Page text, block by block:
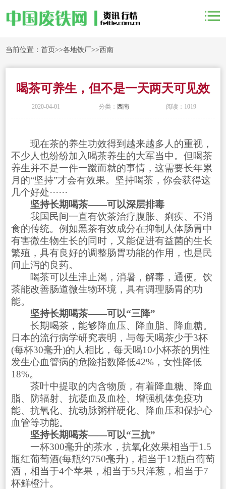
当前位置：首页>>各地铁厂>>西南
喝茶可养生，但不是一天两天可见效
2020-04-01 分类： 西南 阅读：1019
现在茶的养生功效得到越来越多人的重视，
不少人也纷纷加入喝茶养生的大军当中。但喝茶
养生并不是一件一蹴而就的事情，这需要长年累
月的“坚持”才会有效果。坚持喝茶，你会获得这
几个好处······
坚持长期喝茶——可以深层排毒
我国民间一直有饮茶治疗腹胀、痢疾、不消
食的传统。例如黑茶有效成分在抑制人体肠胃中
有害微生物生长的同时，又能促进有益菌的生长
繁殖，具有良好的调整肠胃功能的作用，也是民
间止泻的良药。
喝茶可以生津止渴，消暑，解毒，通便。饮
茶能改善肠道微生物环境，具有调理肠胃的功
能。
坚持长期喝茶——可以“三降”
长期喝茶，能够降血压、降血脂、降血糖。
日本的流行病学研究表明，与每天喝茶少于3杯
(每杯30毫升)的人相比，每天喝10小杯茶的男性
发生心血管病的危险指数降低42%，女性降低
18%。
茶叶中提取的内含物质，有着降血糖、降血
脂、防辐射、抗凝血及血栓、增强机体免疫功
能、抗氧化、抗动脉粥样硬化、降血压和保护心
血管等功能。
坚持长期喝茶——可以“三抗”
一杯300毫升的茶水，抗氧化效果相当于1.5
瓶红葡萄酒(每瓶约750毫升)，相当于12瓶白葡萄
酒，相当于4个苹果，相当于5只洋葱，相当于7
杯鲜橙汁。